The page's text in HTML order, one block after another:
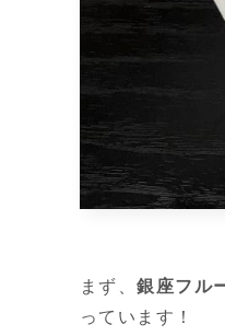
まず、銀座フル
っています！